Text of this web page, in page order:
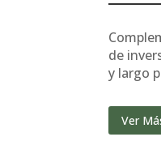
de
y largo
Ver